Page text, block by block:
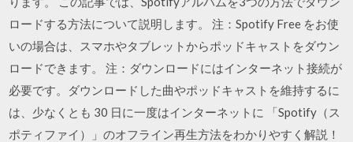
ロードする方法について説明します。 注：Spotify Free をお使
いの場合は、スマホやタブレットからポッドキャストをダウン
ロードできます。 注：ダウンロードにはインターネット接続が
必要です。ダウンロードした曲やポッドキャストを維持するに
は、少なくとも 30 日に一度はインターネットに 「Spotify（ス
ポティファイ）」のオフライン再生方法をわかりやすく解説！